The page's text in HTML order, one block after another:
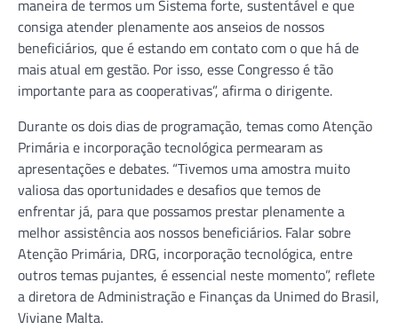
maneira de termos um Sistema forte, sustentável e que
consiga atender plenamente aos anseios de nossos
beneficiários, que é estando em contato com o que há de
mais atual em gestão. Por isso, esse Congresso é tão
importante para as cooperativas”, afirma o dirigente.
Durante os dois dias de programação, temas como Atenção
Primária e incorporação tecnológica permearam as
apresentações e debates. “Tivemos uma amostra muito
valiosa das oportunidades e desafios que temos de
enfrentar já, para que possamos prestar plenamente a
melhor assistência aos nossos beneficiários. Falar sobre
Atenção Primária, DRG, incorporação tecnológica, entre
outros temas pujantes, é essencial neste momento”, reflete
a diretora de Administração e Finanças da Unimed do Brasil,
Viviane Malta.